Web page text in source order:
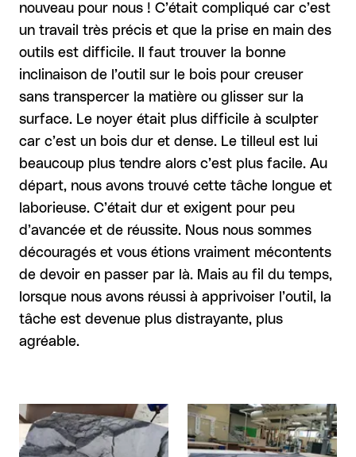
nouveau pour nous ! C’était compliqué car c’est
un travail très précis et que la prise en main des
outils est difficile. Il faut trouver la bonne
inclinaison de l’outil sur le bois pour creuser
sans transpercer la matière ou glisser sur la
surface. Le noyer était plus difficile à sculpter
car c’est un bois dur et dense. Le tilleul est lui
beaucoup plus tendre alors c’est plus facile. Au
départ, nous avons trouvé cette tâche longue et
laborieuse. C’était dur et exigent pour peu
d’avancée et de réussite. Nous nous sommes
découragés et vous étions vraiment mécontents
de devoir en passer par là. Mais au fil du temps,
lorsque nous avons réussi à apprivoiser l’outil, la
tâche est devenue plus distrayante, plus
agréable.
Agrandir Agrandir